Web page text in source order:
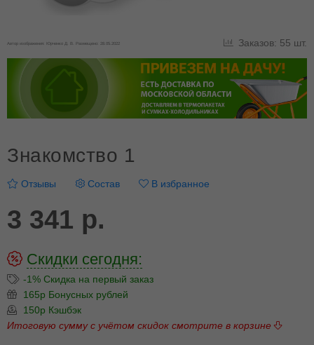
Автор изображения: Юрченко Д. В. Размещено: 28.05.2022 Заказов: 55 шт.
Знакомство 1
Отзывы Состав В избранное
3 341 р.
Скидки сегодня:
-1% Скидка на первый заказ
165р Бонусных рублей
150р Кэшбэк
Итоговую сумму с учётом скидок смотрите в корзине